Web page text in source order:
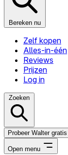
Bereken nu
Zelf kopen
Alles-in-één
Reviews
Prijzen
Log in
Zoeken
Probeer Walter gratis
Open menu